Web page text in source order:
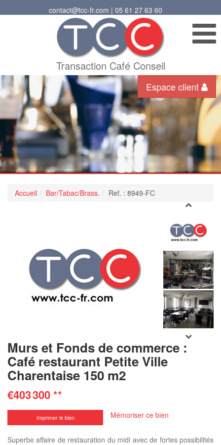
contact@tcc-fr.com | 05 61 27 63 60
Transaction Café Conseil
Espace client
Accueil Bar/Tabac/Brass. Ref. : 8949-FC
Murs et Fonds de commerce :
Café restaurant Petite Ville
Charentaise 150 m2
€403 300**
Imprimer le bien Mémoriser ce bien
Superbe affaire de restauration du midi avec de fortes possibilités